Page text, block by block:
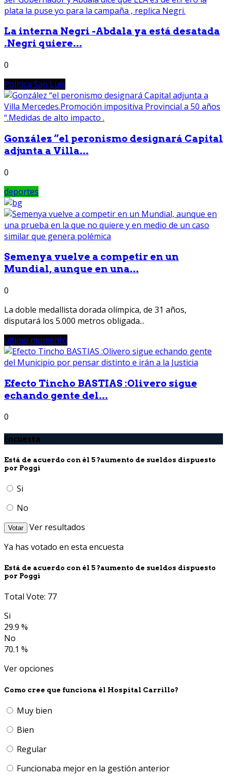
La interna Negri -Abdala ya está desatada
.Negri quiere...
0
Política San Luis
González “el peronismo designará Capital
adjunta a Villa...
0
deportes
Semenya vuelve a competir en un
Mundial, aunque en una...
0
La doble medallista dorada olímpica, de 31 años,
disputará los 5.000 metros obligada...
ultimo momento
Efecto Tincho BASTIAS :Olivero sigue
echando gente del...
0
Encuesta
Está de acuerdo con él 5 ?aumento de sueldos dispuesto
por Poggi
Si
No
Votar
Ver resultados
Ya has votado en esta encuesta
Está de acuerdo con él 5 ?aumento de sueldos dispuesto
por Poggi
Total Vote: 77
Si
29.9 %
No
70.1 %
Ver opciones
Como cree que funciona él Hospital Carrillo?
Muy bien
Bien
Regular
Funcionaba mejor en la gestión anterior